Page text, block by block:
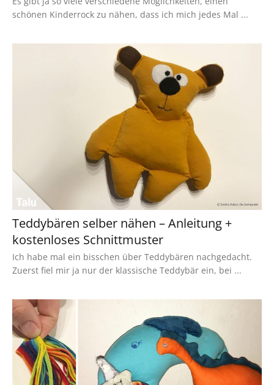
schönen Kinderrock zu nähen, dass ich mich jedes Mal ...
Teddybären selber nähen – Anleitung +
kostenloses Schnittmuster
Ich habe mal ein bisschen über Teddybären nachgedacht.
Zuerst fiel mir ja nur der klassische Teddybär ein, bei ...